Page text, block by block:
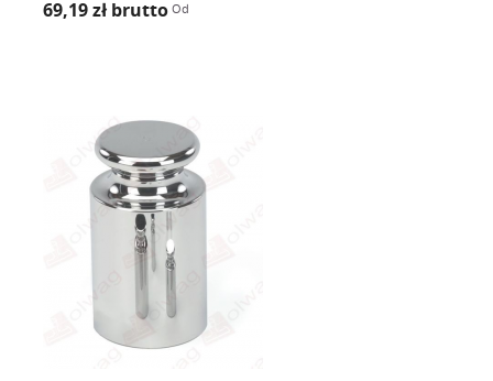
69,19 zł brutto Od